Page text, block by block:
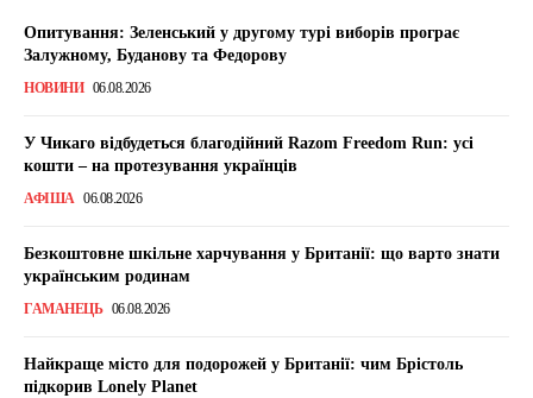
Опитування: Зеленський у другому турі виборів програє
Залужному, Буданову та Федорову
НОВИНИ 06.08.2026
У Чикаго відбудеться благодійний Razom Freedom Run: усі
кошти – на протезування українців
АФІША 06.08.2026
Безкоштовне шкільне харчування у Британії: що варто знати
українським родинам
ГАМАНЕЦЬ 06.08.2026
Найкраще місто для подорожей у Британії: чим Брістоль
підкорив Lonely Planet